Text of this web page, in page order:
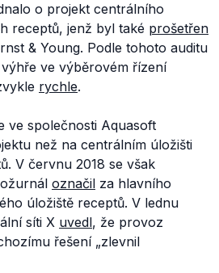
o projekt centrálního
receptů, jenž byl také prošetřen
& Young. Podle tohoto auditu
ve výběrovém řízení
rychle.
ve společnosti Aquasoft
než na centrálním úložišti
V červnu 2018 se však
označil za hlavního
úložiště receptů. V lednu
síti X uvedl, že provoz
řešení „zlevnil